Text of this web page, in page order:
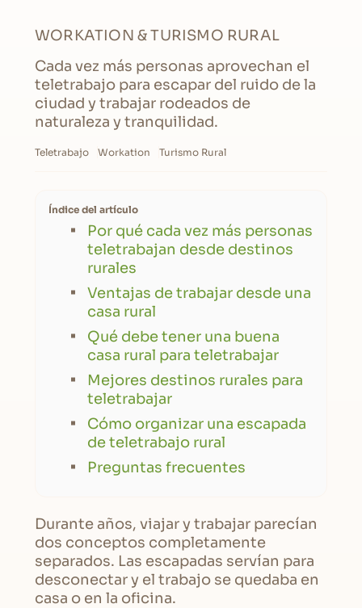
WORKATION & TURISMO RURAL
Cada vez más personas aprovechan el
teletrabajo para escapar del ruido de la
ciudad y trabajar rodeados de
naturaleza y tranquilidad.
Teletrabajo Workation Turismo Rural
Índice del artículo
Por qué cada vez más personas
teletrabajan desde destinos
rurales
Ventajas de trabajar desde una
casa rural
Qué debe tener una buena
casa rural para teletrabajar
Mejores destinos rurales para
teletrabajar
Cómo organizar una escapada
de teletrabajo rural
Preguntas frecuentes
Durante años, viajar y trabajar parecían
dos conceptos completamente
separados. Las escapadas servían para
desconectar y el trabajo se quedaba en
casa o en la oficina.